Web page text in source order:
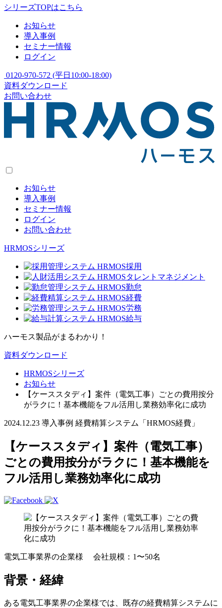
シリーズTOPはこちら
お知らせ
導入事例
セミナー情報
ログイン
0120-970-572 (平日10:00-18:00)
資料ダウンロード
お問い合わせ
お知らせ
導入事例
セミナー情報
ログイン
お問い合わせ
HRMOSシリーズ
ハーモス製品がまるわかり！
資料ダウンロード
HRMOSシリーズ
お知らせ
【ケーススタディ】案件（電気工事）ごとの費用按分
がラクに！基本機能をフル活用し業務効率化に成功
2024.12.23 導入事例 経費精算システム「HRMOS経費」
【ケーススタディ】案件（電気工事）
ごとの費用按分がラクに！基本機能を
フル活用し業務効率化に成功
電気工事業界の企業様 会社規模：1〜50名
背景・経緯
ある電気工事業界の企業様では、既存の経費精算システムに